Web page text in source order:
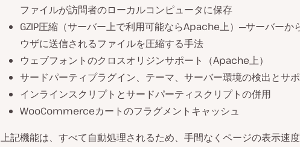
ファイルが訪問者のローカルコンピュータに保存
GZIP圧縮（サーバー上で利用可能ならApache上）─サーバーか
ウザに送信されるファイルを圧縮する手法
ウェブフォントのクロスオリジンサポート（Apache上）
サードパーティプラグイン、テーマ、サーバー環境の検出とサ
インラインスクリプトとサードパーティスクリプトの併用
WooCommerceカートのフラグメントキャッシュ
上記機能は、すべて自動処理されるため、手間なくページの表示速